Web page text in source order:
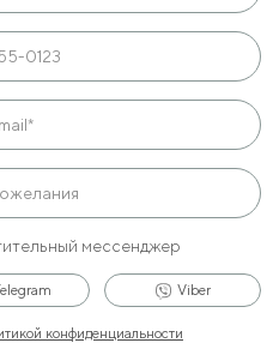
мессенджер
Viber
конфиденциальности